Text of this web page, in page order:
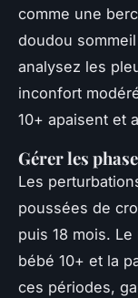
comme une
doudou
analysez les
inconfort
10+ apaisent et
Gérer les
Les
poussées de
puis 18 mois.
bébé 10+ et la
ces périodes,